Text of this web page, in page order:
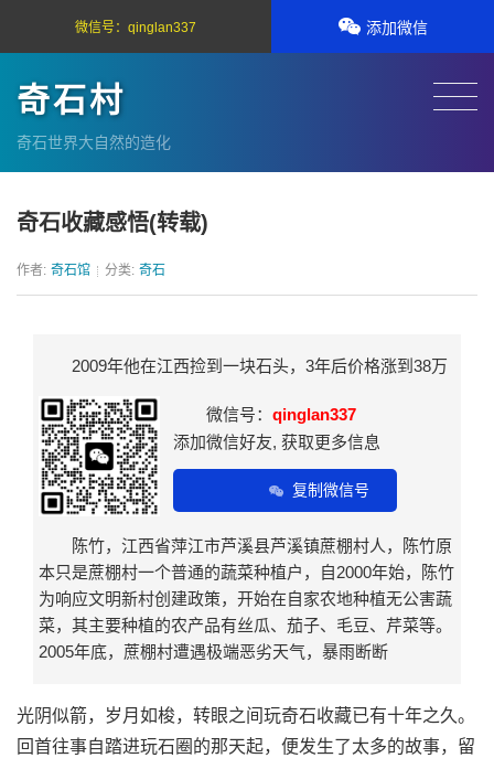
奇石村
奇石世界大自然的造化
奇石收藏感悟(转载)
作者: 奇石馆 分类: 奇石
2009年他在江西捡到一块石头，3年后价格涨到38万
微信号： qinglan337
添加微信好友, 获取更多信息
复制微信号
陈竹，江西省萍江市芦溪县芦溪镇蔗棚村人，陈竹原
本只是蔗棚村一个普通的蔬菜种植户，自2000年始，陈竹
为响应文明新村创建政策，开始在自家农地种植无公害蔬
菜，其主要种植的农产品有丝瓜、茄子、毛豆、芹菜等。
2005年底，蔗棚村遭遇极端恶劣天气，暴雨断断
光阴似箭，岁月如梭，转眼之间玩奇石收藏已有十年之久。
回首往事自踏进玩石圈的那天起，便发生了太多的故事，留
微信号：qinglan337 添加微信